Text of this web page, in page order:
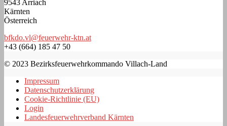
9543 Arriach
Kärnten
Österreich
bfkdo.vl@feuerwehr-ktn.at
+43 (664) 185 47 50
© 2023 Bezirksfeuerwehrkommando Villach-Land
Impressum
Datenschutzerklärung
Cookie-Richtlinie (EU)
Login
Landesfeuerwehrverband Kärnten